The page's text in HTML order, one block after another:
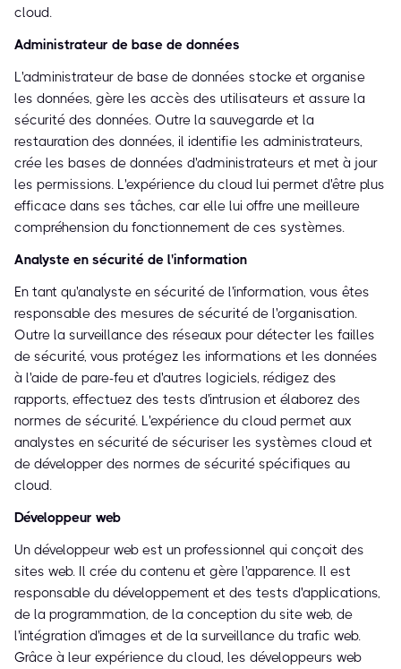
cloud.
Administrateur de base de données
L'administrateur de base de données stocke et organise
les données, gère les accès des utilisateurs et assure la
sécurité des données. Outre la sauvegarde et la
restauration des données, il identifie les administrateurs,
crée les bases de données d'administrateurs et met à jour
les permissions. L'expérience du cloud lui permet d'être plus
efficace dans ses tâches, car elle lui offre une meilleure
compréhension du fonctionnement de ces systèmes.
Analyste en sécurité de l'information
En tant qu'analyste en sécurité de l'information, vous êtes
responsable des mesures de sécurité de l'organisation.
Outre la surveillance des réseaux pour détecter les failles
de sécurité, vous protégez les informations et les données
à l'aide de pare-feu et d'autres logiciels, rédigez des
rapports, effectuez des tests d'intrusion et élaborez des
normes de sécurité. L'expérience du cloud permet aux
analystes en sécurité de sécuriser les systèmes cloud et
de développer des normes de sécurité spécifiques au
cloud.
Développeur web
Un développeur web est un professionnel qui conçoit des
sites web. Il crée du contenu et gère l'apparence. Il est
responsable du développement et des tests d'applications,
de la programmation, de la conception du site web, de
l'intégration d'images et de la surveillance du trafic web.
Grâce à leur expérience du cloud, les développeurs web